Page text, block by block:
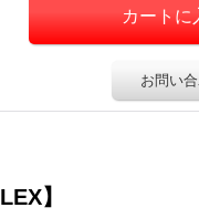
お問い
】